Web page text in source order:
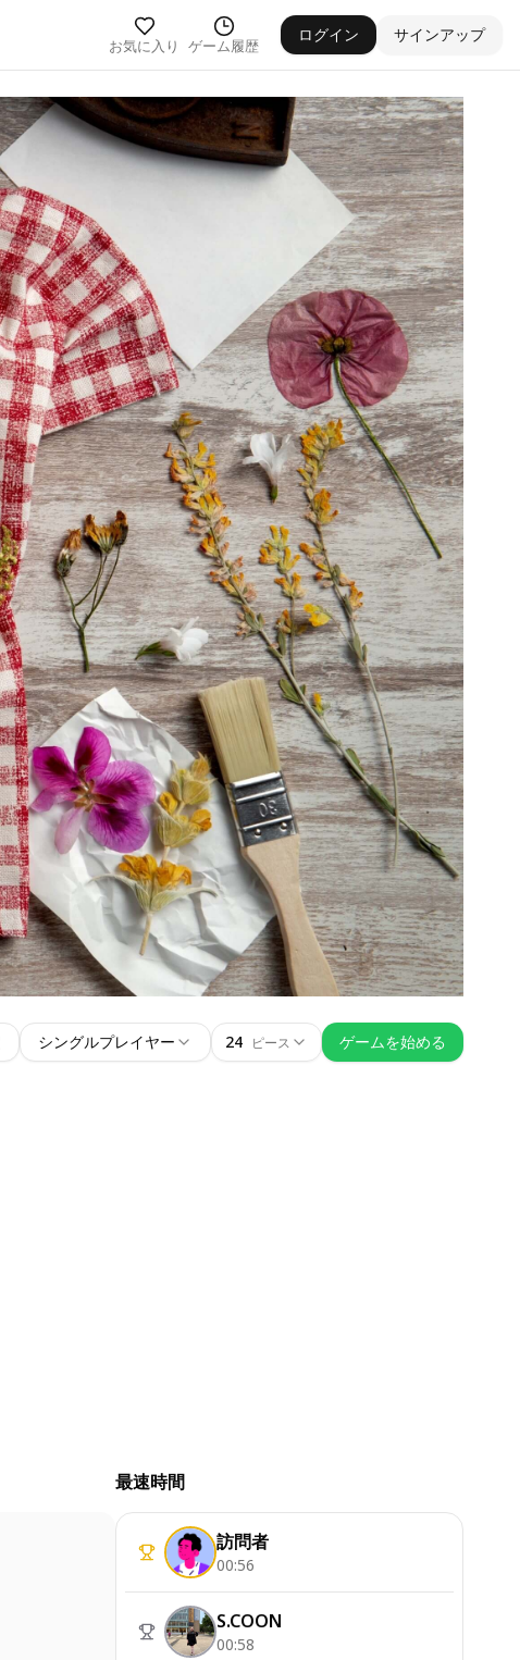
お気に入り ゲーム履歴
ログイン サインアップ
シングルプレイヤー 24 ピース
ゲームを始める
最速時間
訪問者
00:56
S.COON
00:58